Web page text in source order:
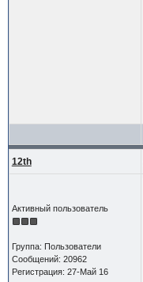
12th
Активный пользователь
Группа: Пользователи
Сообщений: 20962
Регистрация: 27-Май 16